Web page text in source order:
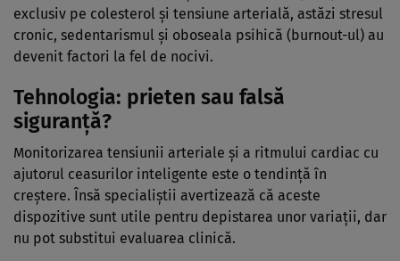
exclusiv pe colesterol și tensiune arterială, astăzi stresul
cronic, sedentarismul și oboseala psihică (burnout-ul) au
devenit factori la fel de nocivi.
Tehnologia: prieten sau falsă
siguranță?
Monitorizarea tensiunii arteriale și a ritmului cardiac cu
ajutorul ceasurilor inteligente este o tendință în
creștere. Însă specialiștii avertizează că aceste
dispozitive sunt utile pentru depistarea unor variații, dar
nu pot substitui evaluarea clinică.